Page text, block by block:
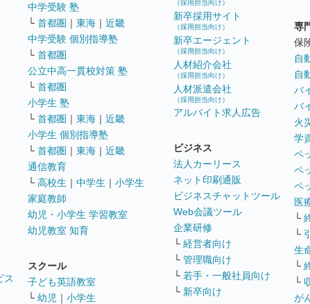
ス
中学受験 塾
└ 首都圏 ｜ 東海 ｜ 近畿
中学受験 個別指導塾
└ 首都圏
公立中高一貫校対策 塾
└ 首都圏
小学生 塾
└ 首都圏 ｜ 東海 ｜ 近畿
小学生 個別指導塾
└ 首都圏 ｜ 東海 ｜ 近畿
通信教育
└ 高校生 ｜ 中学生 ｜ 小学生
家庭教師
幼児・小学生 学習教室
幼児教室 知育
スクール
子ども英語教室
└ 幼児 ｜ 小学生
（採用担当向け）
新卒採用サイト
（採用担当向け）
新卒エージェント
（採用担当向け）
人材紹介会社
（採用担当向け）
人材派遣会社
（採用担当向け）
アルバイト求人広告
ビジネス
法人カーリース
ネット印刷通販
ビジネスチャットツール
Web会議ツール
企業研修
└ 経営者向け
└ 管理職向け
└ 若手・一般社員向け
└ 新卒向け
専
保
自
自
バ
バ
火
学
ペ
ペ
ペ
医
└
└
生
└
└
が